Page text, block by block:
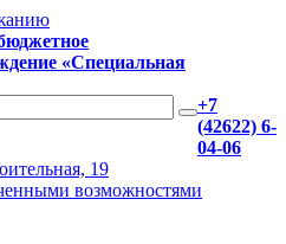
«Специальная
+7
(42622) 6-
04-06
19
возможностями